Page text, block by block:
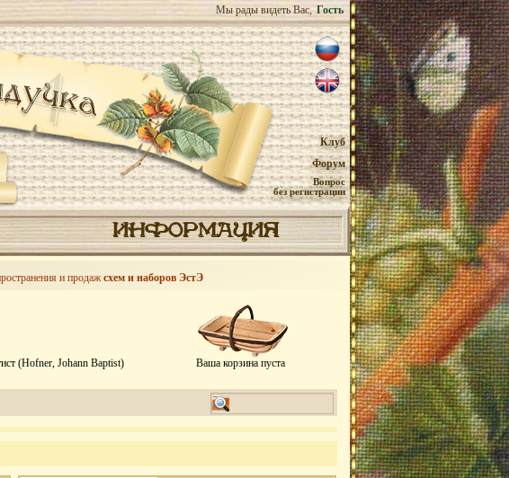
Мы рады видеть Вас, Гость
Клуб
Форум
Вопрос
без регистрации
ИНФОРМАЦИЯ
и продажсхем и наборов ЭстЭ
Ваша корзина пуста
(Hofner, Johann Baptist)